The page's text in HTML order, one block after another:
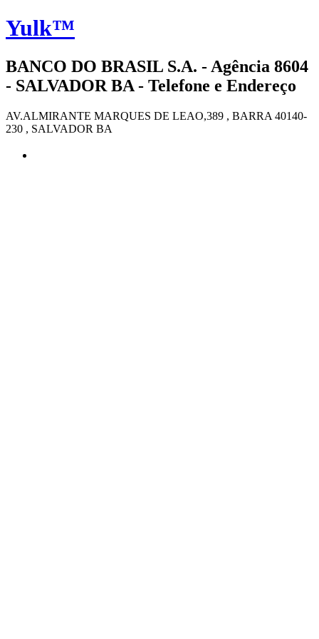
Yulk™
BANCO DO BRASIL S.A. - Agência 8604
- SALVADOR BA - Telefone e Endereço
AV.ALMIRANTE MARQUES DE LEAO,389 , BARRA 40140-
230 , SALVADOR BA